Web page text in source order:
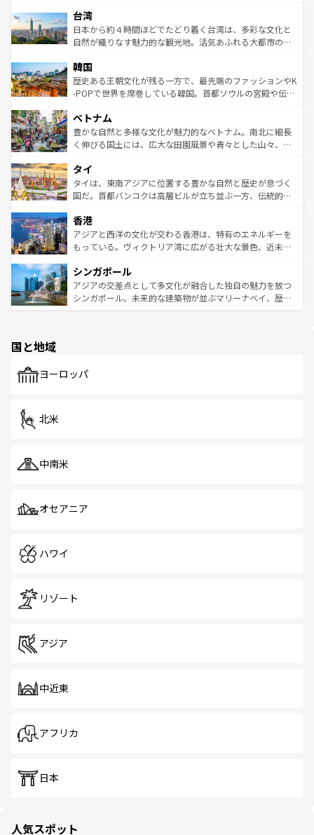
ならではの贅沢な旅のスタイルだ。 なお、新着のアメリカ
情報はコンテンツ一覧を参照してほしい。
れるおもてなしの心で訪れる人々を迎えてくれるハワイの
人々、おいしいローカルフードやハワイアンミュージッ
ク、伝統的なフラダンスなど、すべてがハワイの魅力を彩
ワイを、存分に味わってほしい。 なお、新着のハワイ情報
はコンテンツ一覧を参照してほしい。
リアリーフや大陸中央部にそびえるウルル（エアーズロッ
ク）、タスマニアの美しい原生林やケアンズの熱帯雨林な
ど、見どころがたくさん。また、カフェやワイン、オージ
いる。アクティビティも充実しており、サーフィンやダイ
ビング、ハイキングなど、アウトドア好きにはたまらな
い。オーストラリアの多彩な魅力を存分に味わいつくそ
参照してほしい。
台湾
日本から約４時間ほどでたどり着く台湾は、多彩な文化と
自然が織りなす魅力的な観光地。活気あふれる大都市の台
ン）、静ひつな山岳地帯である台湾東部など、都市の喧騒
と山間の静けさが共存しており、訪れる人に新しい発見と
驚きをもたらしてくれる。また、奥深い台湾の食文化も魅
容にもいいと評判のスイーツなど、バラエティ豊かな料理
が味わえる。 なお、新着の台湾情報は コンテンツ一覧を参
照してほしい。
韓国
歴史ある王朝文化が残る一方で、最先端のファッションやK
-POPで世界を席巻している韓国。首都ソウルの宮殿や伝統
き、地方に足を延ばせば四季折々の自然美を楽しむことが
できる。そして、キムチや焼肉、絶品のストリートフード
まで、さまざまな韓国料理が待っている。夜には、韓国な
リティに包まれながら、韓国の多彩な魅力を心ゆくまで味
わってみてほしい。 なお、新着の韓国情報はコンテンツ一
覧を参照してほしい。
ベトナム
豊かな自然と多様な文化が魅力的なベトナム。南北に細長
く伸びる国土には、広大な田園風景や青々とした山々、世
急速な発展と共に伝統が息づく。ハノイの古い町並みやホ
ーチミン市のフランス統治時代の建物も、独特の雰囲気を
醸し出している。また、バラエティの豊かさとおいしさで
とつ。フォーやバインミー、ベトナムコーヒーなどは、ぜ
ひ現地で味わいたい。どの地域を訪れてもあたたかい人々
が旅行者を迎えてくれるので、きっと忘れられない旅にな
参照してほしい。
タイ
タイは、東南アジアに位置する豊かな自然と歴史が息づく
国だ。首都バンコクは高層ビルが立ち並ぶ一方、伝統的な
の活気が交差している。北部ではチェンマイなどの山岳地
帯で自然と触れ合い、南部ではプーケットやクラビの美し
いビーチでリゾート気分を楽しむことができる。タイ料理
激する。気候は一年中温暖で、どの季節にも異なる楽しみ
が待っている。親しみやすいタイの人々、仏教を中心とし
た文化、そして多様な観光資源が、訪れる旅人を魅了し続
香港
アジアと西洋の文化が交わる香港は、特有のエネルギーを
もっている。ヴィクトリア湾に広がる壮大な景色、近未来
み、どこを訪れても感動するはず。観光スポットが密集し
ており、効率よく見どころを回れるのも魅力。息をのむよ
うな絶景から文化的な体験まで、香港を存分に楽しみ尽く
シンガポール
アジアの交差点として多文化が融合した独自の魅力を放つ
シンガポール。未来的な建築物が並ぶマリーナベイ、歴史
で、ホーカーズは地元の風情を楽しめる外せないスポット
国と地域
ヨーロッパ
北米
中南米
オセアニア
ハワイ
リゾート
アジア
中近東
アフリカ
日本
人気スポット